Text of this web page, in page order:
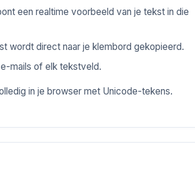
een realtime voorbeeld van je tekst in die
wordt direct naar je klembord gekopieerd.
mails of elk tekstveld.
in je browser met Unicode-tekens.